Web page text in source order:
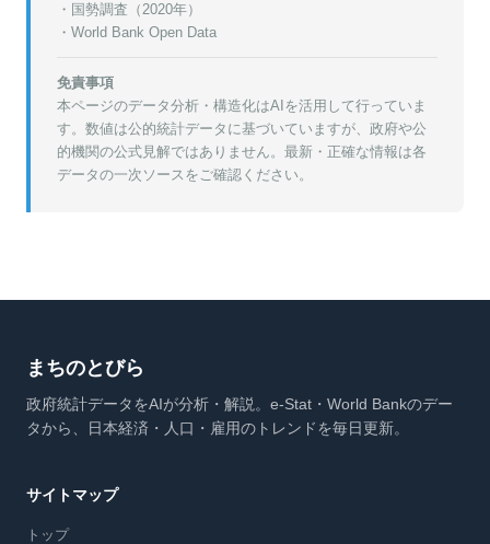
・ 国勢調査（2020年）
・World Bank Open Data
免責事項
本ページのデータ分析・構造化はAIを活用して行っていま
す。数値は公的統計データに基づいていますが、政府や公
的機関の公式見解ではありません。最新・正確な情報は各
データの一次ソースをご確認ください。
まちのとびら
政府統計データをAIが分析・解説。e-Stat・World Bankのデー
タから、日本経済・人口・雇用のトレンドを毎日更新。
サイトマップ
トップ